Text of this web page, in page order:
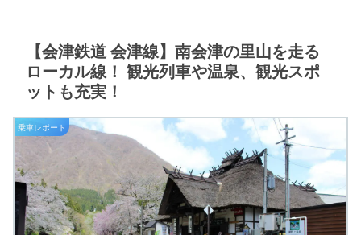
【会津鉄道 会津線】南会津の里山を走る
ローカル線！ 観光列車や温泉、観光スポ
ットも充実！
乗車レポート